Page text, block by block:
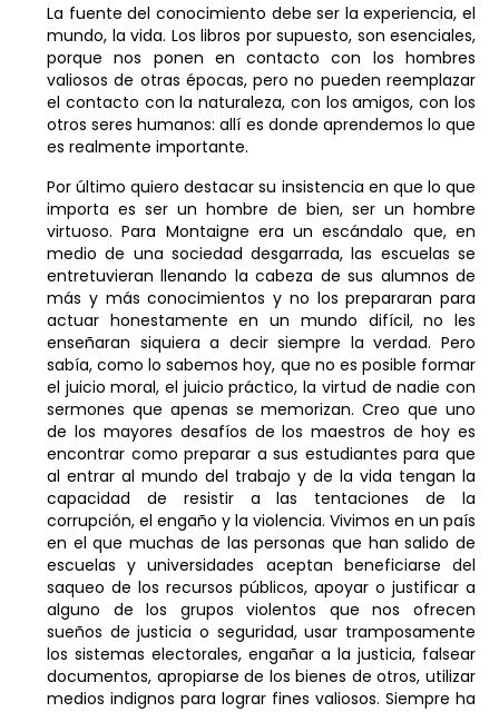
La fuente del conocimiento debe ser la experiencia, el
mundo, la vida. Los libros por supuesto, son esenciales,
porque nos ponen en contacto con los hombres
valiosos de otras épocas, pero no pueden reemplazar
el contacto con la naturaleza, con los amigos, con los
otros seres humanos: allí es donde aprendemos lo que
es realmente importante.
Por último quiero destacar su insistencia en que lo que
importa es ser un hombre de bien, ser un hombre
virtuoso. Para Montaigne era un escándalo que, en
medio de una sociedad desgarrada, las escuelas se
entretuvieran llenando la cabeza de sus alumnos de
más y más conocimientos y no los prepararan para
actuar honestamente en un mundo difícil, no les
enseñaran siquiera a decir siempre la verdad. Pero
sabía, como lo sabemos hoy, que no es posible formar
el juicio moral, el juicio práctico, la virtud de nadie con
sermones que apenas se memorizan. Creo que uno
de los mayores desafíos de los maestros de hoy es
encontrar como preparar a sus estudiantes para que
al entrar al mundo del trabajo y de la vida tengan la
capacidad de resistir a las tentaciones de la
corrupción, el engaño y la violencia. Vivimos en un país
en el que muchas de las personas que han salido de
escuelas y universidades aceptan beneficiarse del
saqueo de los recursos públicos, apoyar o justificar a
alguno de los grupos violentos que nos ofrecen
sueños de justicia o seguridad, usar tramposamente
los sistemas electorales, engañar a la justicia, falsear
documentos, apropiarse de los bienes de otros, utilizar
medios indignos para lograr fines valiosos. Siempre ha